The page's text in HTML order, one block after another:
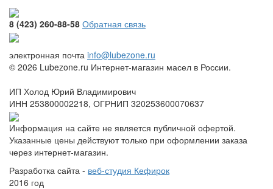
8 (423) 260-88-58 Обратная связь
электронная почта info@lubezone.ru
© 2026 Lubezone.ru Интернет-магазин масел в России.
ИП Холод Юрий Владимирович
ИНН 253800002218, ОГРНИП 320253600070637
Информация на сайте не является публичной офертой.
Указанные цены действуют только при оформлении заказа
через интернет-магазин.
Разработка сайта - веб-студия Кефирок
2016 год